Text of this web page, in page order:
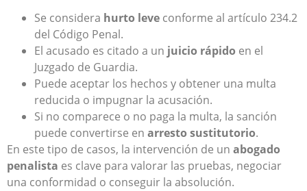
Se considera hurto leve conforme al artículo 234.2
del Código Penal.
El acusado es citado a un juicio rápido en el
Juzgado de Guardia.
Puede aceptar los hechos y obtener una multa
reducida o impugnar la acusación.
Si no comparece o no paga la multa, la sanción
puede convertirse en arresto sustitutorio.
En este tipo de casos, la intervención de un abogado
penalista es clave para valorar las pruebas, negociar
una conformidad o conseguir la absolución.